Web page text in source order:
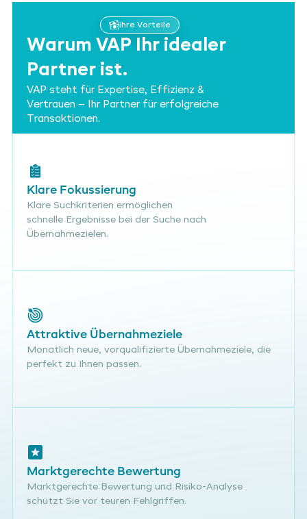
Ihre Vorteile
Warum VAP Ihr idealer
Partner ist.
VAP steht für Expertise, Effizienz &
Vertrauen – Ihr Partner für erfolgreiche
Transaktionen.
Klare Fokussierung
Klare Suchkriterien ermöglichen
schnelle Ergebnisse bei der Suche nach
Übernahmezielen.
Attraktive Übernahmeziele
Monatlich neue, vorqualifizierte Übernahmeziele, die
perfekt zu Ihnen passen.
Marktgerechte Bewertung
Marktgerechte Bewertung und Risiko-Analyse
schützt Sie vor teuren Fehlgriffen.